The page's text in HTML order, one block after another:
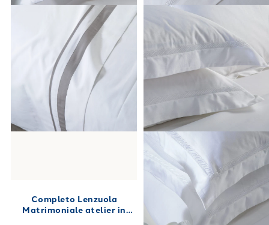
Completo Lenzuola
Matrimoniale atelier in